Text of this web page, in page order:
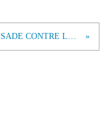
PAMELA ANDERSON PART EN CROISADE CONTRE LES CHASSEURS DES BÉBÉS ...